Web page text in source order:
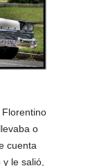
o
cuenta
y le salió,